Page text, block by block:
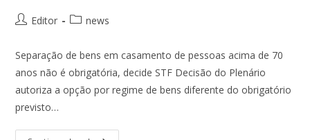
Editor news
Separação de bens em casamento de pessoas acima de 70
anos não é obrigatória, decide STF Decisão do Plenário
autoriza a opção por regime de bens diferente do obrigatório
previsto…